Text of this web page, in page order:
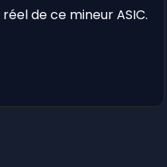
de ce mineur ASIC.